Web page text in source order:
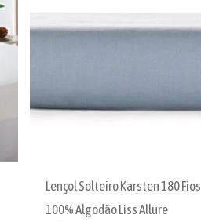
Lençol Solteiro Karsten 180 Fios
100% Algodão Liss Allure